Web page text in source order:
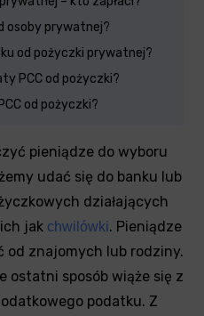
osoby prywatnej?
od pożyczki prywatnej?
PCC od pożyczki?
od pożyczki?
pieniądze do wyboru
udać się do banku lub
działających
jak chwilówki. Pieniądze
od znajomych lub rodziny.
ostatni sposób wiąże się z
podatku. Z